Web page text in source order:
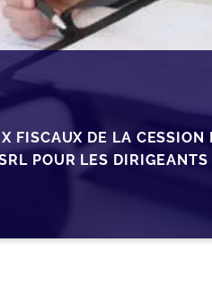
FISCAUX DE LA CESSION
POUR LES DIRIGEANTS